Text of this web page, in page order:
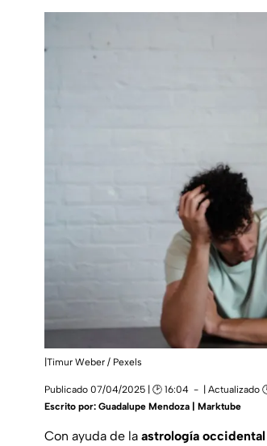
|Timur Weber / Pexels
Publicado 07/04/2025 | 🕑 16:04 | Actualizado
Escrito por: Guadalupe Mendoza | Marktube
Con ayuda de la astrología occidental